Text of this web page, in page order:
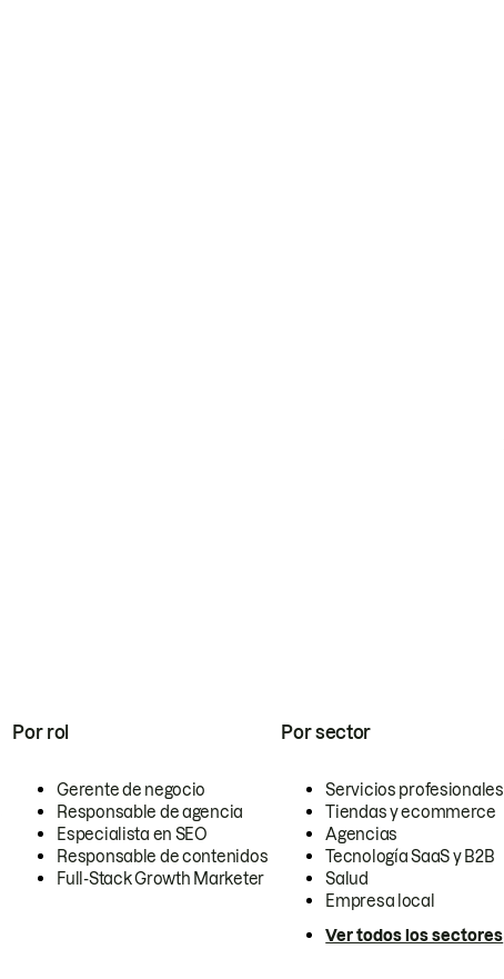
Por rol
Gerente de negocio
Responsable de agencia
Especialista en SEO
Responsable de contenidos
Full-Stack Growth Marketer
Por sector
Servicios profesionales
Tiendas y ecommerce
Agencias
Tecnología SaaS y B2B
Salud
Empresa local
Ver todos los sectores